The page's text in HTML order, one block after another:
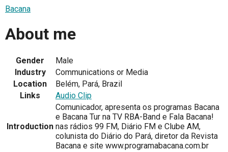
Bacana
About me
Gender
Male
Industry
Communications or Media
Location
Belém, Pará, Brazil
Links
Audio Clip
Introduction
Comunicador, apresenta os programas Bacana
e Bacana Tur na TV RBA-Band e Fala Bacana!
nas rádios 99 FM, Diário FM e Clube AM,
colunista do Diário do Pará, diretor da Revista
Bacana e site www.programabacana.com.br